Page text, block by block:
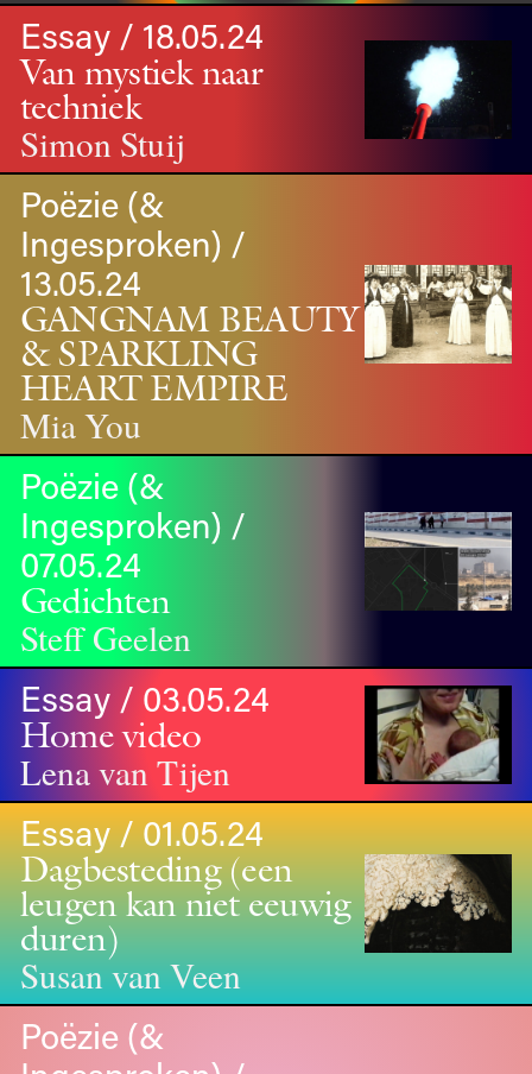
Essay / 18.05.24
Van mystiek naar
techniek
Simon Stuij
Poëzie (&
Ingesproken) /
13.05.24
GANGNAM BEAUTY
& SPARKLING
HEART EMPIRE
Mia You
Poëzie (&
Ingesproken) /
07.05.24
Gedichten
Steff Geelen
Essay / 03.05.24
Home video
Lena van Tijen
Essay / 01.05.24
Dagbesteding (een
leugen kan niet eeuwig
duren)
Susan van Veen
Poëzie (&